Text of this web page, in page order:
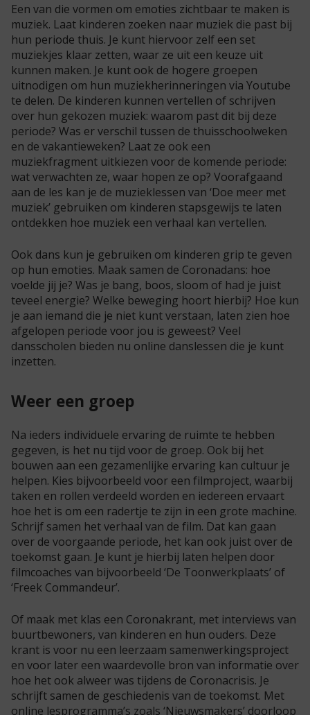
Een van die vormen om emoties zichtbaar te maken is
muziek. Laat kinderen zoeken naar muziek die past bij
hun periode thuis. Je kunt hiervoor zelf een set
muziekjes klaar zetten, waar ze uit een keuze uit
kunnen maken. Je kunt ook de hogere groepen
uitnodigen om hun muziekherinneringen via Youtube
te delen. De kinderen kunnen vertellen of schrijven
over hun gekozen muziek: waarom past dit bij deze
periode? Was er verschil tussen de thuisschoolweken
en de vakantieweken? Laat ze ook een
muziekfragment uitkiezen voor de komende periode:
wat verwachten ze, waar hopen ze op? Voorafgaand
aan de les kan je de muzieklessen van ‘Doe meer met
muziek’ gebruiken om kinderen stapsgewijs te laten
ontdekken hoe muziek een verhaal kan vertellen.
Ook dans kun je gebruiken om kinderen grip te geven
op hun emoties. Maak samen de Coronadans: hoe
voelde jij je? Was je bang, boos, sloom of had je juist
teveel energie? Welke beweging hoort hierbij? Hoe kun
je aan iemand die je niet kunt verstaan, laten zien hoe
afgelopen periode voor jou is geweest? Veel
dansscholen bieden nu online danslessen die je kunt
inzetten.
Weer een groep
Na ieders individuele ervaring de ruimte te hebben
gegeven, is het nu tijd voor de groep. Ook bij het
bouwen aan een gezamenlijke ervaring kan cultuur je
helpen. Kies bijvoorbeeld voor een filmproject, waarbij
taken en rollen verdeeld worden en iedereen ervaart
hoe het is om een radertje te zijn in een grote machine.
Schrijf samen het verhaal van de film. Dat kan gaan
over de voorgaande periode, het kan ook juist over de
toekomst gaan. Je kunt je hierbij laten helpen door
filmcoaches van bijvoorbeeld ‘De Toonwerkplaats’ of
‘Freek Commandeur’.
Of maak met klas een Coronakrant, met interviews van
buurtbewoners, van kinderen en hun ouders. Deze
krant is voor nu een leerzaam samenwerkingsproject
en voor later een waardevolle bron van informatie over
hoe het ook alweer was tijdens de Coronacrisis. Je
schrijft samen de geschiedenis van de toekomst. Met
online lesprogramma’s zoals ‘Nieuwsmakers’ doorloop